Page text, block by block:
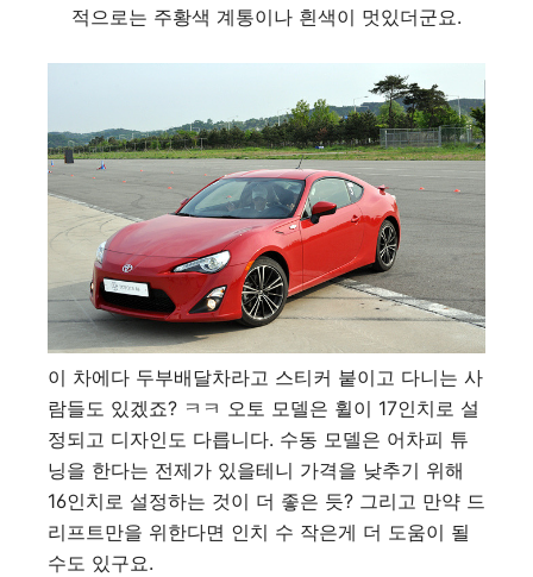
적으로는 주황색 계통이나 흰색이 멋있더군요.
이 차에다 두부배달차라고 스티커 붙이고 다니는 사
람들도 있겠죠? ㅋㅋ 오토 모델은 휠이 17인치로 설
정되고 디자인도 다릅니다. 수동 모델은 어차피 튜
닝을 한다는 전제가 있을테니 가격을 낮추기 위해
16인치로 설정하는 것이 더 좋은 듯? 그리고 만약 드
리프트만을 위한다면 인치 수 작은게 더 도움이 될
수도 있구요.